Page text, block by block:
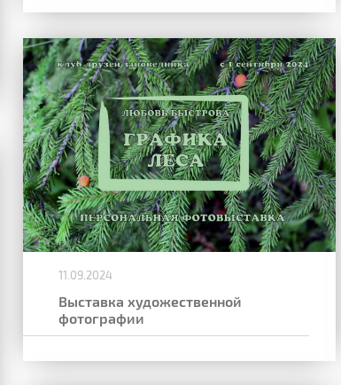
11.09.2024
Выставка художественной
фотографии